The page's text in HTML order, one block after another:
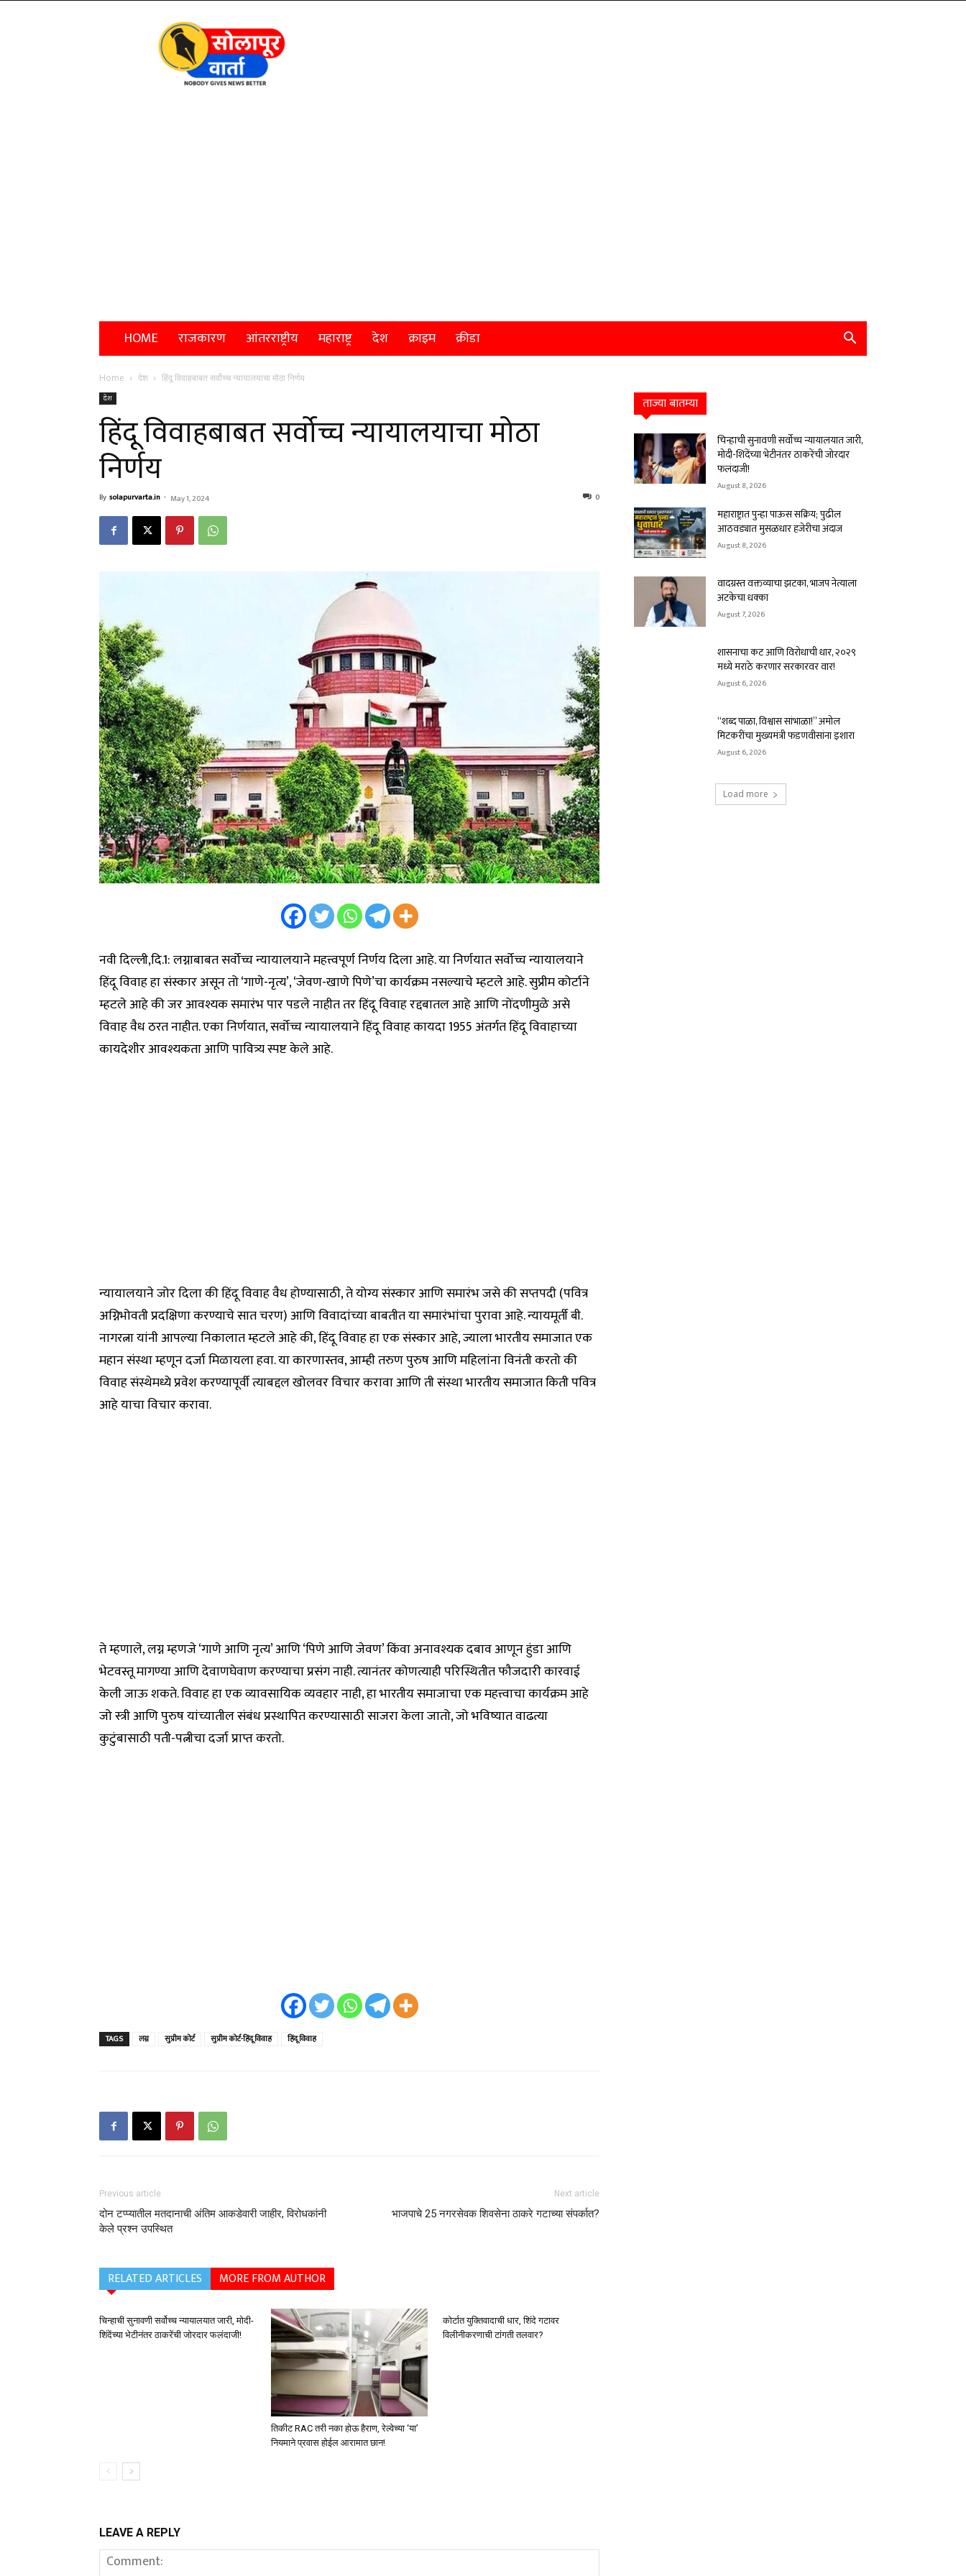
Solapur
Varta
HOME राजकारण आंतरराष्ट्रीय महाराष्ट्र देश क्राइम क्रीडा
Home देश हिंदू विवाहबाबत सर्वोच्च न्यायालयाचा मोठा निर्णय
देश
हिंदू विवाहबाबत सर्वोच्च न्यायालयाचा मोठा
निर्णय
By solapurvarta.in - May 1, 2024 0
नवी दिल्ली,दि.1: लग्नाबाबत सर्वोच्च न्यायालयाने महत्त्वपूर्ण निर्णय दिला आहे. या निर्णयात सर्वोच्च न्यायालयाने
हिंदू विवाह हा संस्कार असून तो ‘गाणे-नृत्य’, ‘जेवण-खाणे पिणे’चा कार्यक्रम नसल्याचे म्हटले आहे. सुप्रीम कोर्टाने
म्हटले आहे की जर आवश्यक समारंभ पार पडले नाहीत तर हिंदू विवाह रद्दबातल आहे आणि नोंदणीमुळे असे
विवाह वैध ठरत नाहीत. एका निर्णयात, सर्वोच्च न्यायालयाने हिंदू विवाह कायदा 1955 अंतर्गत हिंदू विवाहाच्या
कायदेशीर आवश्यकता आणि पावित्र्य स्पष्ट केले आहे.
न्यायालयाने जोर दिला की हिंदू विवाह वैध होण्यासाठी, ते योग्य संस्कार आणि समारंभ जसे की सप्तपदी (पवित्र
अग्निभोवती प्रदक्षिणा करण्याचे सात चरण) आणि विवादांच्या बाबतीत या समारंभांचा पुरावा आहे. न्यायमूर्ती बी.
नागरत्ना यांनी आपल्या निकालात म्हटले आहे की, हिंदू विवाह हा एक संस्कार आहे, ज्याला भारतीय समाजात एक
महान संस्था म्हणून दर्जा मिळायला हवा. या कारणास्तव, आम्ही तरुण पुरुष आणि महिलांना विनंती करतो की
विवाह संस्थेमध्ये प्रवेश करण्यापूर्वी त्याबद्दल खोलवर विचार करावा आणि ती संस्था भारतीय समाजात किती पवित्र
आहे याचा विचार करावा.
ते म्हणाले, लग्न म्हणजे ‘गाणे आणि नृत्य’ आणि ‘पिणे आणि जेवण’ किंवा अनावश्यक दबाव आणून हुंडा आणि
भेटवस्तू मागण्या आणि देवाणघेवाण करण्याचा प्रसंग नाही. त्यानंतर कोणत्याही परिस्थितीत फौजदारी कारवाई
केली जाऊ शकते. विवाह हा एक व्यावसायिक व्यवहार नाही, हा भारतीय समाजाचा एक महत्त्वाचा कार्यक्रम आहे
जो स्त्री आणि पुरुष यांच्यातील संबंध प्रस्थापित करण्यासाठी साजरा केला जातो, जो भविष्यात वाढत्या
कुटुंबासाठी पती-पत्नीचा दर्जा प्राप्त करतो.
TAGS लग्न सुप्रीम कोर्ट सुप्रीम कोर्ट-हिंदू विवाह हिंदू विवाह
Previous article
दोन टप्प्यातील मतदानाची अंतिम आकडेवारी जाहीर, विरोधकांनी
केले प्रश्न उपस्थित
Next article
भाजपाचे 25 नगरसेवक शिवसेना ठाकरे गटाच्या संपर्कात?
RELATED ARTICLES MORE FROM AUTHOR
चिन्हाची सुनावणी सर्वोच्च न्यायालयात जारी, मोदी-
शिंदेंच्या भेटीनंतर ठाकरेंची जोरदार फलंदाजी!
तिकीट RAC तरी नका होऊ हैराण, रेल्वेच्या ‘या’
नियमाने प्रवास होईल आरामात छान!
कोर्टात युक्तिवादाची धार, शिंदे गटावर
विलीनीकरणाची टांगती तलवार?
LEAVE A REPLY
ताज्या बातम्या
चिन्हाची सुनावणी सर्वोच्च न्यायालयात जारी,
मोदी-शिंदेंच्या भेटीनंतर ठाकरेंची जोरदार
फलंदाजी!
August 8, 2026
महाराष्ट्रात पुन्हा पाऊस सक्रिय; पुढील
आठवड्यात मुसळधार हजेरीचा अंदाज
August 8, 2026
वादग्रस्त वक्तव्याचा झटका, भाजप नेत्याला
अटकेचा धक्का
August 7, 2026
शासनाचा कट आणि विरोधाची धार, २०२९
मध्ये मराठे करणार सरकारवर वार!
August 6, 2026
“शब्द पाळा, विश्वास सांभाळा!” अमोल
मिटकरींचा मुख्यमंत्री फडणवीसांना इशारा
August 6, 2026
Load more